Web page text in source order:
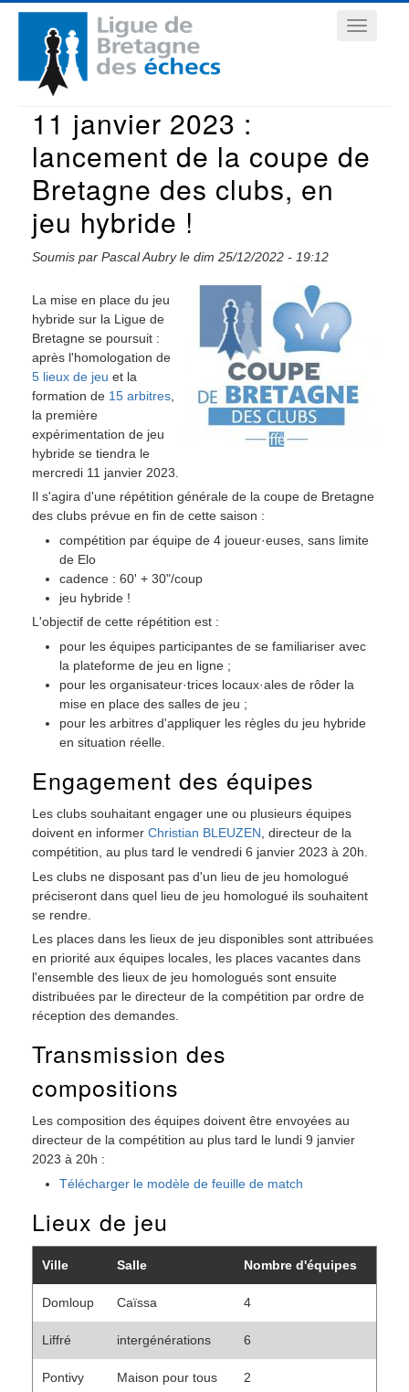
Aller
contenu
principal
Navigation
principale
11 janvier 2023 :
lancement de la coupe de
Bretagne des clubs, en
jeu hybride !
Soumis par Pascal Aubryle dim 25/12/2022 - 19:12
La mise en place du jeu
hybride sur la Ligue de
Bretagne se poursuit :
après l'homologation de
5 lieux de jeu et la
formation de 15 arbitres
la première
expérimentation de jeu
hybride se tiendra le
mercredi 11 janvier 2023.
Il s'agira d'une répétition générale de la coupe de Bretagne
des clubs prévue en fin de cette saison :
compétition par équipe de 4 joueur·euses, sans limite
de Elo
cadence : 60' + 30"/coup
jeu hybride !
L'objectif de cette répétition est :
pour les équipes participantes de se familiariser avec
la plateforme de jeu en ligne ;
pour les organisateur·trices locaux·ales de rôder la
mise en place des salles de jeu ;
pour les arbitres d'appliquer les règles du jeu hybride
en situation réelle.
Engagement des équipes
Les clubs souhaitant engager une ou plusieurs équipes
doivent en informer Christian BLEUZEN , directeur de la
compétition, au plus tard le vendredi 6 janvier 2023 à 20h.
Les clubs ne disposant pas d'un lieu de jeu homologué
préciseront dans quel lieu de jeu homologué ils souhaitent
se rendre.
Les places dans les lieux de jeu disponibles sont attribuées
en priorité aux équipes locales, les places vacantes dans
l'ensemble des lieux de jeu homologués sont ensuite
distribuées par le directeur de la compétition par ordre de
réception des demandes.
Transmission des
compositions
Les composition des équipes doivent être envoyées au
directeur de la compétition au plus tard le lundi 9 janvier
2023 à 20h :
Télécharger le modèle de feuille de match
Lieux de jeu
Ville Salle Nombre d'équipes
Domloup Caïssa 4
Liffré intergénérations 6
Pontivy Maison pour tous 2